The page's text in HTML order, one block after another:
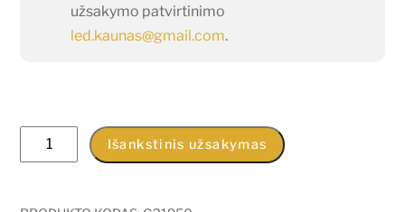
užsakymo patvirtinimo
led.kaunas@gmail.com.
produkto
kiekis:
Išankstinis užsakymas